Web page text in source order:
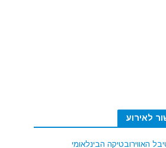
לאירוע
האווירובטיקה הבינלאומי